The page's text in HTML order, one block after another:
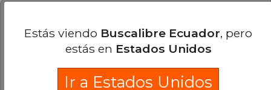
0% (0)
0% (0)
0% (0)
Estás viendo Buscalibre Ecuador, pero
estás en Estados Unidos
Ir a Estados Unidos